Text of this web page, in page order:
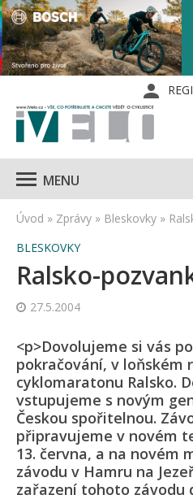
MENU
Úvod » Zprávy » Bleskovky »
BLESKOVKY
Ralsko-
27.5.2004
<p>Dovolujeme si vás
pokračování, v loňském
cyklomaratonu Ralsko.
vstupujeme s novým
Českou spořitelnou.
připravujeme v novém
13. června, a na novém
závodu v Hamru na
zařazení tohoto závodu